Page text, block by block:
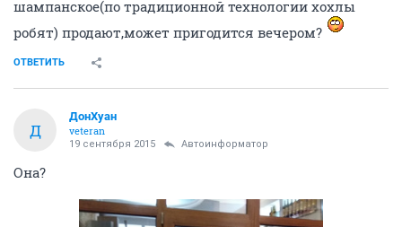
шампанское(по традиционной технологии хохлы
робят) продают,может пригодится вечером?
ОТВЕТИТЬ
Д
ДонХуан
veteran
19 сентября 2015 Автоинформатор
Она?